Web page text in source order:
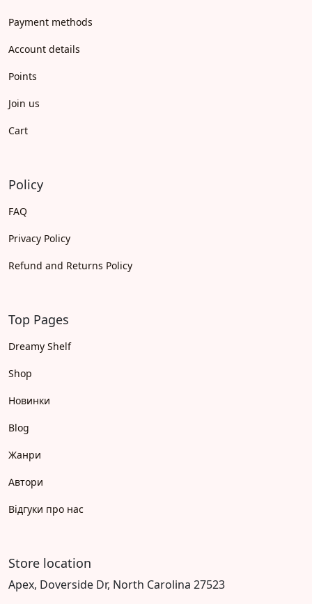
Payment methods
Account details
Points
Join us
Cart
Policy
FAQ
Privacy Policy
Refund and Returns Policy
Top Pages
Dreamy Shelf
Shop
Новинки
Blog
Жанри
Автори
Відгуки про нас
Store location
Apex, Doverside Dr, North Carolina 27523